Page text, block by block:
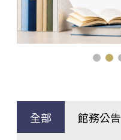
全部 館務公告